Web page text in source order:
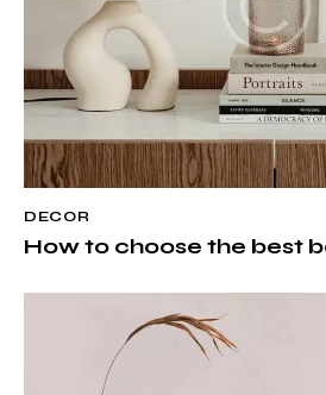
DECOR
How to choose the best